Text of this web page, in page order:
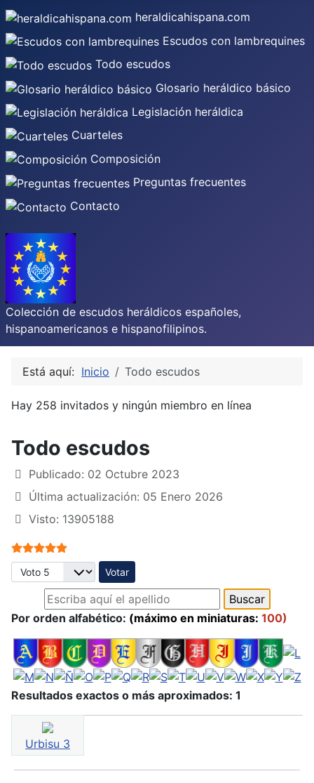
heraldicahispana.com
Escudos con lambrequines
Todo escudos
Glosario heráldico básico
Legislación heráldica
Cuarteles
Composición
Preguntas frecuentes
Contacto
Colección de escudos heráldicos españoles,
hispanoamericanos e hispanofilipinos.
Está aquí: Inicio Todo escudos
Hay 258 invitados y ningún miembro en línea
Todo escudos
Publicado: 02 Octubre 2023
Última actualización: 05 Enero 2026
Visto: 13905188
Ratio:5/5
Por favor, vote
Por orden alfabético: (máximo en miniaturas: 100)
Resultados exactos o más aproximados: 1
Urbisu 3